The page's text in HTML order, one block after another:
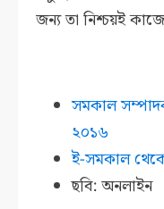
জন্য তা নিশ্চয়ই
সমকাল
২০১৬
ই-সমকাল
ছবি: অনলাইন